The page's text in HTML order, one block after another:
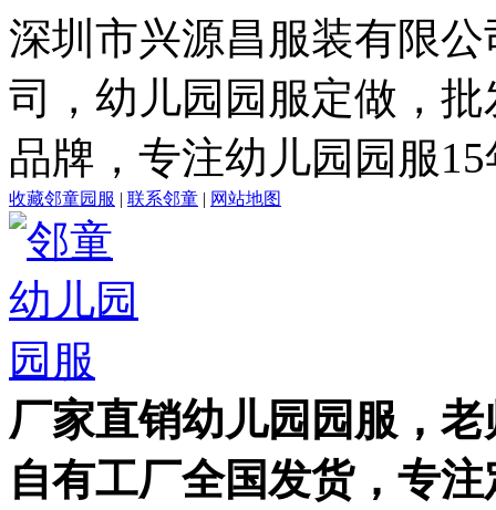
深圳市兴源昌服装有限
司，幼儿园园服定做，
品牌，专注幼儿园园服
收藏邻童园服 | 联系邻童 | 网站地图
厂家直销幼儿园园服，
自有工厂全国发货，专